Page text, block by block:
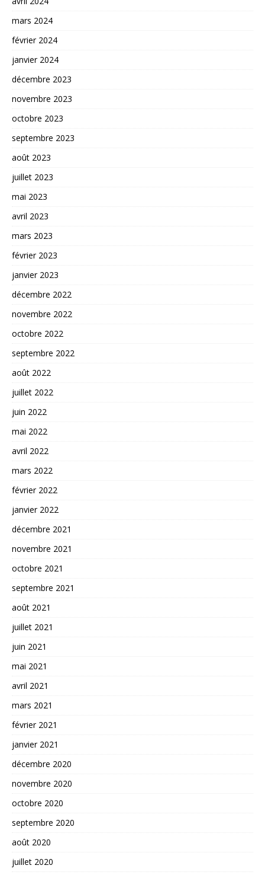
mars 2024
février 2024
janvier 2024
décembre 2023
novembre 2023
octobre 2023
septembre 2023
août 2023
juillet 2023
mai 2023
avril 2023
mars 2023
février 2023
janvier 2023
décembre 2022
novembre 2022
octobre 2022
septembre 2022
août 2022
juillet 2022
juin 2022
mai 2022
avril 2022
mars 2022
février 2022
janvier 2022
décembre 2021
novembre 2021
octobre 2021
septembre 2021
août 2021
juillet 2021
juin 2021
mai 2021
avril 2021
mars 2021
février 2021
janvier 2021
décembre 2020
novembre 2020
octobre 2020
septembre 2020
août 2020
juillet 2020